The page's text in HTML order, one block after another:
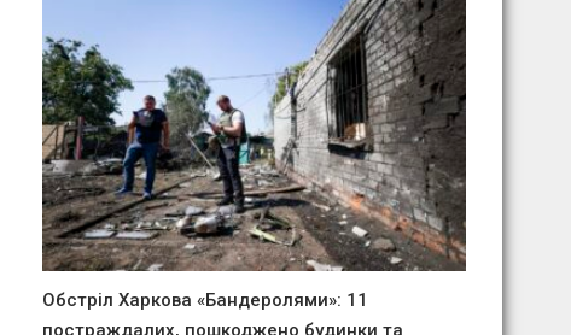
Обстріл Харкова «Бандеролями»: 11
постраждалих, пошкоджено будинки та